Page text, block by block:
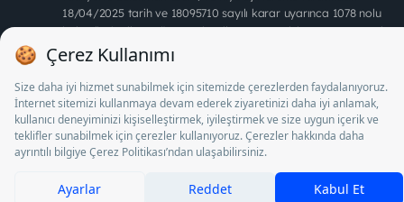
18/04/2025 tarih ve 18095710 sayılı karar uyarınca 1078 nolu
belge ile faaliyet göstermektedir. 4904 sayılı kanun uyarınca iş
arayanlardan ücret alınması yasaktır.